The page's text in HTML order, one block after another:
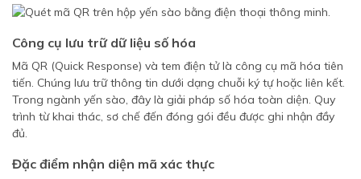
Công cụ lưu trữ dữ liệu số hóa
Mã QR (Quick Response) và tem điện tử là công cụ mã hóa tiên
tiến. Chúng lưu trữ thông tin dưới dạng chuỗi ký tự hoặc liên kết.
Trong ngành yến sào, đây là giải pháp số hóa toàn diện. Quy
trình từ khai thác, sơ chế đến đóng gói đều được ghi nhận đầy
đủ.
Đặc điểm nhận diện mã xác thực